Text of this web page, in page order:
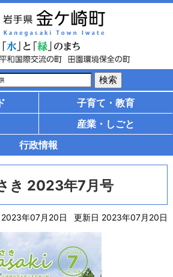
子育て・教育
産業・しごと
行政情報
き 2023年7月号
年07月20日 更新日 2023年07月20日